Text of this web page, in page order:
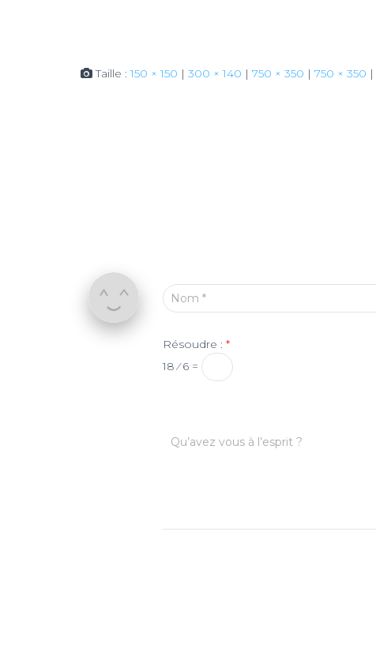
Taille :150 × 150 | 300 × 140 | 750 × 350 | 750 × 350 |
Nom *
Résoudre : *
18 ⁄ 6 =
Qu’avez vous à l’esprit ?